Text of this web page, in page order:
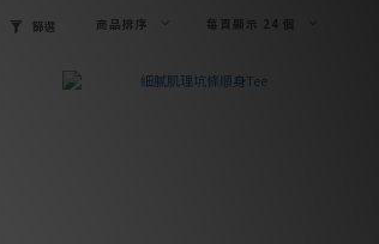
篩選 商品排序 每頁顯示 24 個